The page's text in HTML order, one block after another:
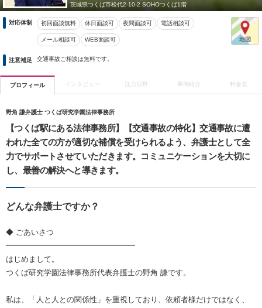
茨城県つくば市松代2-10-2 SOHOつくば1階
対応体制 初回面談無料 休日面談可 夜間面談可 電話相談可
メール相談可 WEB面談可
注意補足 交通事故ご相談は無料です。
プロフィール インタビュー 注力分野 事例紹介 料金表
野角 謙弁護士 つくば研究学園法律事務所
【つくば駅にある法律事務所】【交通事故の特化】交通事故に遭
われた全ての方が適切な補償を受けられるよう、弁護士として全
力でサポートさせていただきます。コミュニケーションを大切に
し、最善の解決へと導きます。
どんな弁護士ですか？
◆ ごあいさつ
━━━━━━━━━━━━━━━━━
はじめまして。
つくば研究学園法律事務所代表弁護士の野角 謙です。
私は、「人と人との関係性」を重視しており、依頼者様だけではなく、